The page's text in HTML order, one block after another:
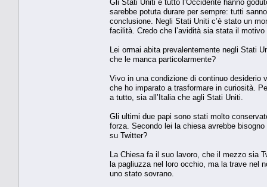
Gli Stati Uniti e tutto l’Occidente hanno
sarebbe potuta durare per sempre: tutti
conclusione. Negli Stati Uniti c’è stato un
facilità. Credo che l’avidità sia stata il
Lei ormai abita prevalentemente negli Stati
che le manca particolarmente?
Vivo in una condizione di continuo desiderio
che ho imparato a trasformare in curiosità.
a tutto, sia all’Italia che agli Stati Uniti.
Gli ultimi due papi sono stati molto
forza. Secondo lei la chiesa avrebbe
su Twitter?
La Chiesa fa il suo lavoro, che il mezzo sia
la pagliuzza nel loro occhio, ma la trave nel
uno stato sovrano.